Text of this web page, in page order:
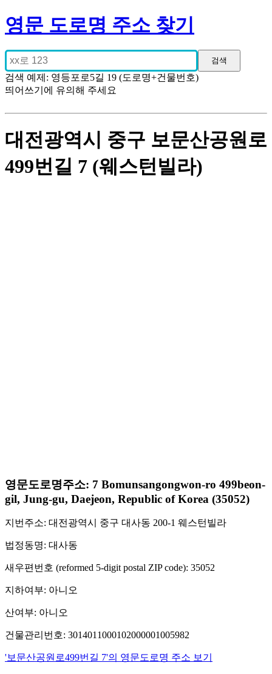
영문 도로명 주소 찾기
검색 예제: 영등포로5길 19 (도로명+건물번호)
띄어쓰기에 유의해 주세요
대전광역시 중구 보문산공원로
499번길 7 (웨스턴빌라)
영문도로명주소: 7 Bomunsangongwon-ro 499beon-
gil, Jung-gu, Daejeon, Republic of Korea (35052)
지번주소: 대전광역시 중구 대사동 200-1 웨스턴빌라
법정동명: 대사동
새우편번호 (reformed 5-digit postal ZIP code): 35052
지하여부: 아니오
산여부: 아니오
건물관리번호: 3014011000102000001005982
'보문산공원로499번길 7'의 영문도로명 주소 보기